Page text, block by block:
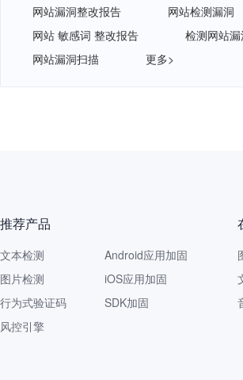
网站漏洞整改报告 网站检测漏洞
网站 敏感词 整改报告
检测网站漏
网站漏洞扫描
更多>
推荐产品
文本检测
图片检测
行为式验证码
风控引擎
Android应用加固
iOS应用加固
SDK加固